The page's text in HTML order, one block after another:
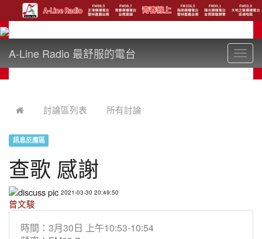
A-Line Radio 最舒服的電台
討論區列表 所有討論
訊息反應區
查歌 感謝
2021-03-30 20:49:50
曾文駿
時間：3月30日 上午10:53-10:54